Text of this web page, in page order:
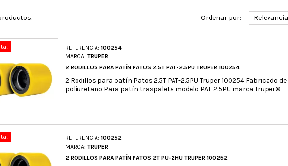
Ordenar por: Relevancia
REFERENCIA: 100254
MARCA: TRUPER
2 RODILLOS PARA PATÍN PATOS 2.5T PAT-2.5PU TRUPER 100254
2 Rodillos para patín Patos 2.5T PAT-2.5PU Truper 100254 Fabricado de
poliuretano Para patín traspaleta modelo PAT-2.5PU marca Truper®
REFERENCIA: 100252
MARCA: TRUPER
2 RODILLOS PARA PATÍN PATOS 2T PU-2HU TRUPER 100252